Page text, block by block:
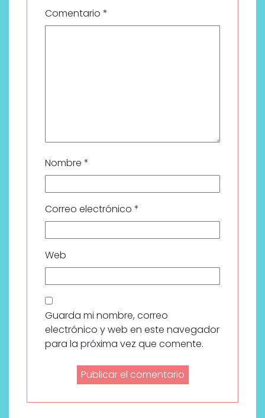
Comentario *
Nombre *
Correo electrónico *
Web
Guarda mi nombre, correo
electrónico y web en este navegador
para la próxima vez que comente.